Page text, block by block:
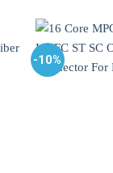
-10%